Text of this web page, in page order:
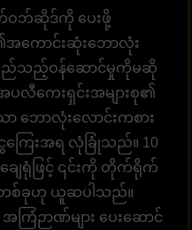
ဘ်ဆိုဒ်ကို ပေးဖို့
အကောင်းဆုံးဘောလုံး
မည်သည့်ဝန်ဆောင်မှုကိုမဆို
အပလီကေးရှင်းအများစု၏
ဘောလုံးလောင်းကစား
ေကြေးအရ လုံခြုံသည်။ 10
ျေရုံဖြင့် ၎င်းကို တိုက်ရိုက်
တစ်ခုဟု ယူဆပါသည်။
ကြံဉာဏ်များ ပေးဆောင်